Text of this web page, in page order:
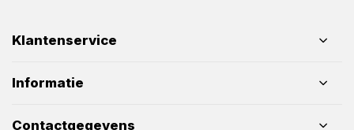
Klantenservice
Informatie
Contactgegevens